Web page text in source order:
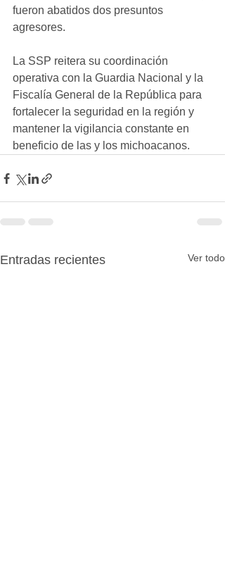
fueron abatidos dos presuntos
agresores.
La SSP reitera su coordinación
operativa con la Guardia Nacional y la
Fiscalía General de la República para
fortalecer la seguridad en la región y
mantener la vigilancia constante en
beneficio de las y los michoacanos.
Entradas recientes Ver todo